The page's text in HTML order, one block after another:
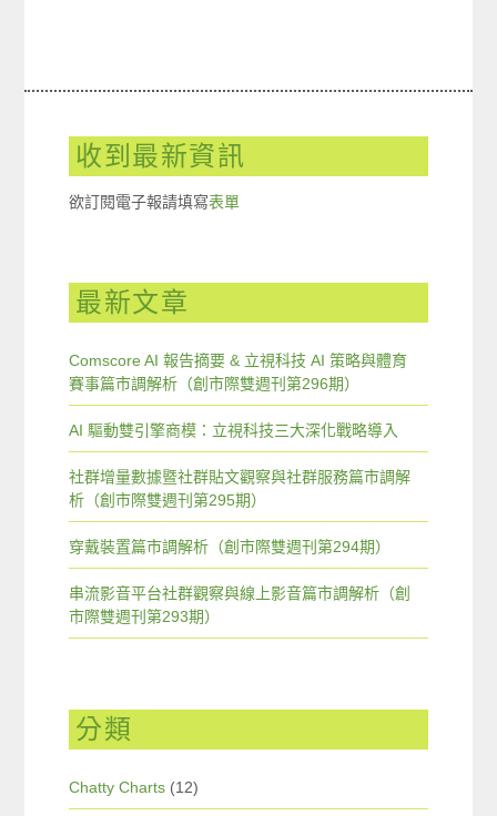
收到最新資訊
欲訂閱電子報請填寫表單
最新文章
Comscore AI 報告摘要 & 立視科技 AI 策略與體育
賽事篇市調解析（創市際雙週刊第296期）
AI 驅動雙引擎商模：立視科技三大深化戰略導入
社群增量數據暨社群貼文觀察與社群服務篇市調解
析（創市際雙週刊第295期）
穿戴裝置篇市調解析（創市際雙週刊第294期）
串流影音平台社群觀察與線上影音篇市調解析（創
市際雙週刊第293期）
分類
Chatty Charts (12)